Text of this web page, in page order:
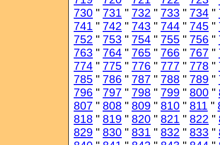
730 " 731 " 732 " 733 " 734 "
741 " 742 " 743 " 744 " 745 "
752 " 753 " 754 " 755 " 756 "
763 " 764 " 765 " 766 " 767 "
774 " 775 " 776 " 777 " 778 "
785 " 786 " 787 " 788 " 789 "
796 " 797 " 798 " 799 " 800 "
807 " 808 " 809 " 810 " 811 "
818 " 819 " 820 " 821 " 822 "
829 " 830 " 831 " 832 " 833 "